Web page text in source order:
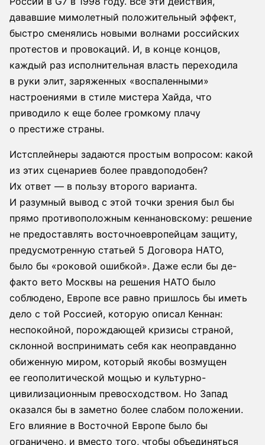
дававшие мимолетный положительный эффект,
быстро сменялись новыми волнами российских
протестов и провокаций. И, в конце концов,
каждый раз исполнительная власть переходила
в руки элит, заряженных «воспаленными»
настроениями в стиле мистера Хайда, что
приводило к еще более громкому плачу
о престиже страны.
Истсплейнеры задаются простым вопросом: какой
из этих сценариев более правдоподобен?
Их ответ — в пользу второго варианта.
И разумный вывод с этой точки зрения был бы
прямо противоположным кеннановскому: решение
не предоставлять восточноевропейцам защиту,
предусмотренную статьей 5 Договора НАТО,
было бы «роковой ошибкой». Даже если бы де-
факто вето Москвы на решения НАТО было
соблюдено, Европе все равно пришлось бы иметь
дело с той Россией, которую описал Кеннан:
неспокойной, порождающей кризисы страной,
склонной воспринимать себя как неоправданно
обиженную миром, который якобы возмущен
ее геополитической мощью и культурно-
цивилизационным превосходством. Но Запад
оказался бы в заметно более слабом положении.
Его влияние в Восточной Европе было бы
ограничено, и вместо того, чтобы объединяться